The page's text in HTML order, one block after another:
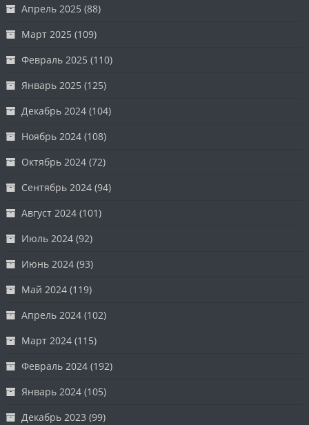
Апрель 2025 (88)
Март 2025 (109)
Февраль 2025 (110)
Январь 2025 (125)
Декабрь 2024 (104)
Ноябрь 2024 (108)
Октябрь 2024 (72)
Сентябрь 2024 (94)
Август 2024 (101)
Июль 2024 (92)
Июнь 2024 (93)
Май 2024 (119)
Апрель 2024 (102)
Март 2024 (115)
Февраль 2024 (192)
Январь 2024 (105)
Декабрь 2023 (99)